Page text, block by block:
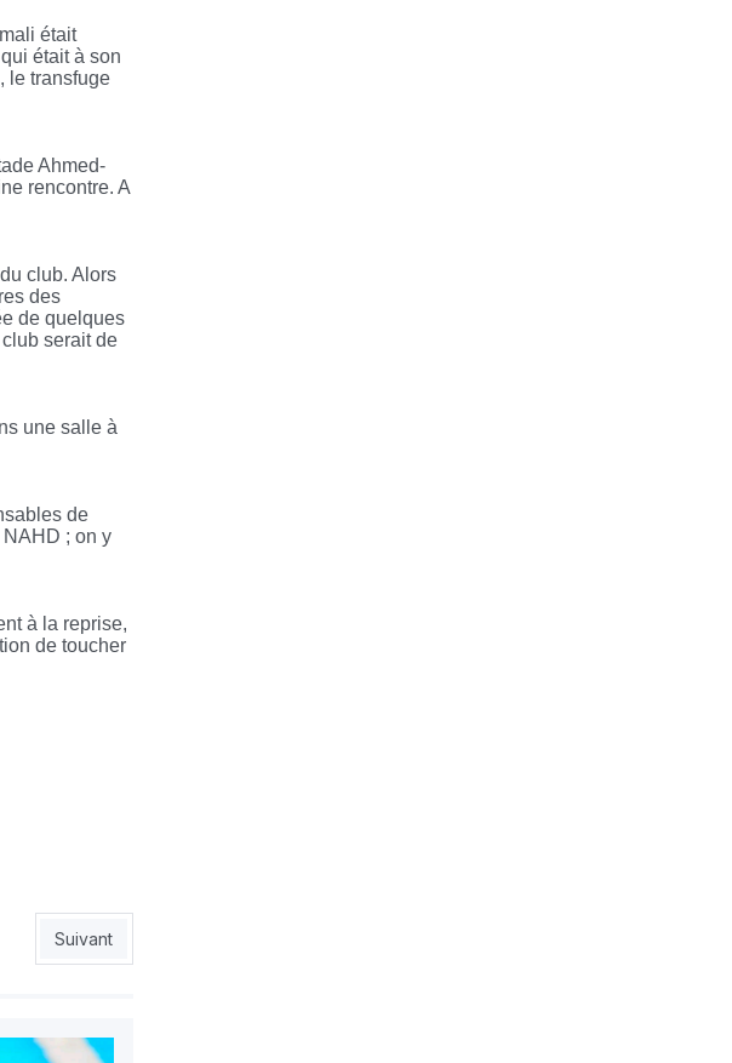
était
était à son
le transfuge
Ahmed-
rencontre. A
club. Alors
des
de quelques
serait de
une salle à
de
; on y
à la reprise,
de toucher
Article suivant : JSK : Hannachi veut bloquer Sadmi
Suivant